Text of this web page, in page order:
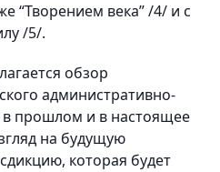
“Творением века” /4/ и с
/5/.
обзор
административно-
в прошлом и в настоящее
на будущую
которая будет